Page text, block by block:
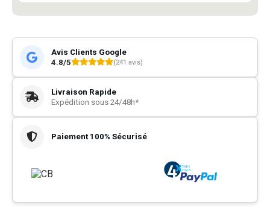
Avis Clients Google
4.8/5
(241 avis)
Livraison Rapide
Expédition sous 24/48h*
Paiement 100% Sécurisé